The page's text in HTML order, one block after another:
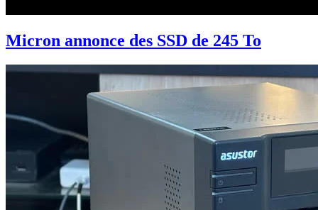
Micron annonce des SSD de 245 To